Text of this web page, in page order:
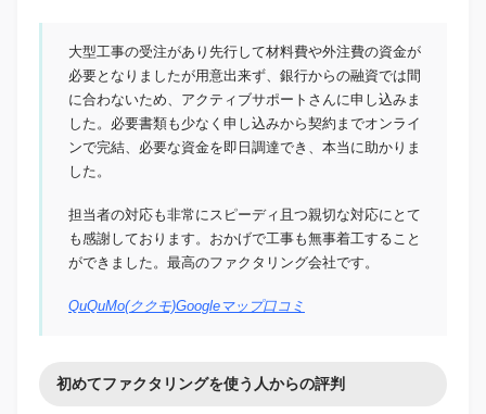
大型工事の受注があり先行して材料費や外注費の資金が
必要となりましたが用意出来ず、銀行からの融資では間
に合わないため、アクティブサポートさんに申し込みま
した。必要書類も少なく申し込みから契約までオンライ
ンで完結、必要な資金を即日調達でき、本当に助かりま
した。
担当者の対応も非常にスピーディ且つ親切な対応にとて
も感謝しております。おかげで工事も無事着工すること
ができました。最高のファクタリング会社です。
QuQuMo(ククモ)Googleマップ口コミ
初めてファクタリングを使う人からの評判